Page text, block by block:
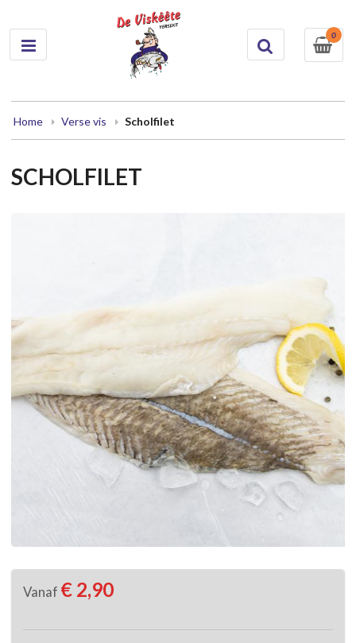
0
Home Verse vis Scholfilet
SCHOLFILET
Vanaf € 2,90